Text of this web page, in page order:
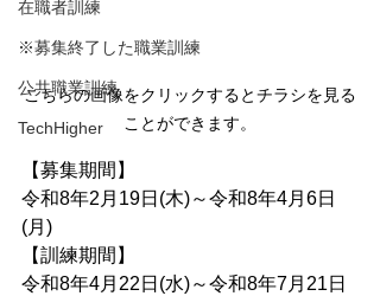
在職者訓練
※募集終了した職業訓練
公共職業訓練
TechHigher
こちらの画像をクリックするとチラシを見る
ことができます。
【募集期間】
令和8年2月19日(木)～令和8年4月6日
(月)
【訓練期間】
令和8年4月22日(水)～令和8年7月21日